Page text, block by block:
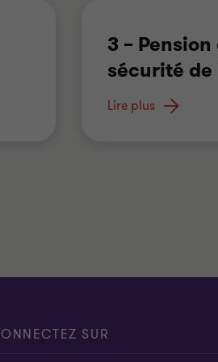
3 –
sécurité de
Les montants
Lire plus
SUR